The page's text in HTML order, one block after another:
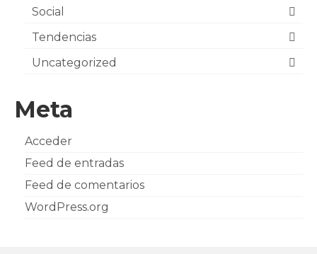
Social
Tendencias
Uncategorized
Meta
Acceder
Feed de entradas
Feed de comentarios
WordPress.org